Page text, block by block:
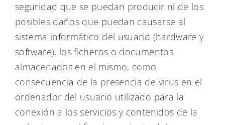
seguridad que se puedan producir ni de los
posibles daños que puedan causarse al
sistema informático del usuario (hardware y
software), los ficheros o documentos
almacenados en el mismo, como
consecuencia de la presencia de virus en el
ordenador del usuario utilizado para la
conexión a los servicios y contenidos de la